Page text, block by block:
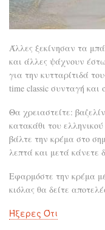
Άλλες ξεκίνησαν τα
και άλλες ψάχνουν
για την κυτταρίτιδά
time classic συνταγή και
Θα χρειαστείτε:
κατακάθι του
βάλτε την κρέμα στο
λεπτά και μετά κάνετε
Εφαρμόστε την κρέμα
κιόλας θα δείτε
Ήξερες Ότι